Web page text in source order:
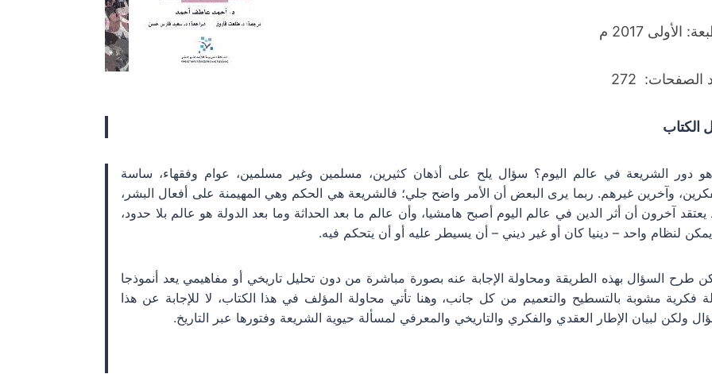
الأولى 2017 م
الصفحات: 272
الكتاب
دور الشريعة في عالم اليوم؟ سؤال يلح على أذهان كثيرين، مسلمين وغير مسلمين، عوام وفقهاء، ساسة
وآخرين غيرهم. ربما يرى البعض أن الأمر واضح جلي؛ فالشريعة هي الحكم وهي المهيمنة على أفعال البشر،
يعتقد آخرون أن أثر الدين في عالم اليوم أصبح هامشيا، وأن عالم ما بعد الحداثة وما بعد الدولة هو عالم بلا حدود،
يمكن لنظام واحد – دينيا كان أو غير ديني – أن يسيطر عليه أو أن يتحكم فيه.
طرح السؤال بهذه الطريقة ومحاولة الإجابة عنه بصورة مباشرة من دون تحليل تاريخي أو مفاهيمي يعد أنموذجا
فكرية مشوبة بالتسطيح والتعميم من كل جانب، وهنا تأتي محاولة المؤلف في هذا الكتاب، لا للإجابة عن هذا
ولكن لبيان الإطار العقدي والفكري والتاريخي والمعرفي لمسألة حيوية الشريعة وفتورها عبر التاريخ.